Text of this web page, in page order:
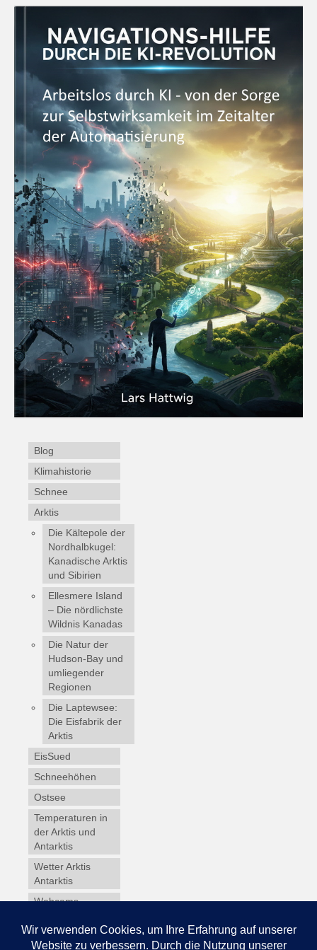
Blog
Klimahistorie
Schnee
Arktis
Die Kältepole der
Nordhalbkugel:
Kanadische Arktis
und Sibirien
Ellesmere Island
– Die nördlichste
Wildnis Kanadas
Die Natur der
Hudson-Bay und
umliegender
Regionen
Die Laptewsee:
Die Eisfabrik der
Arktis
EisSued
Schneehöhen
Ostsee
Temperaturen in
der Arktis und
Antarktis
Wetter Arktis
Antarktis
Webcams
Winterdienst